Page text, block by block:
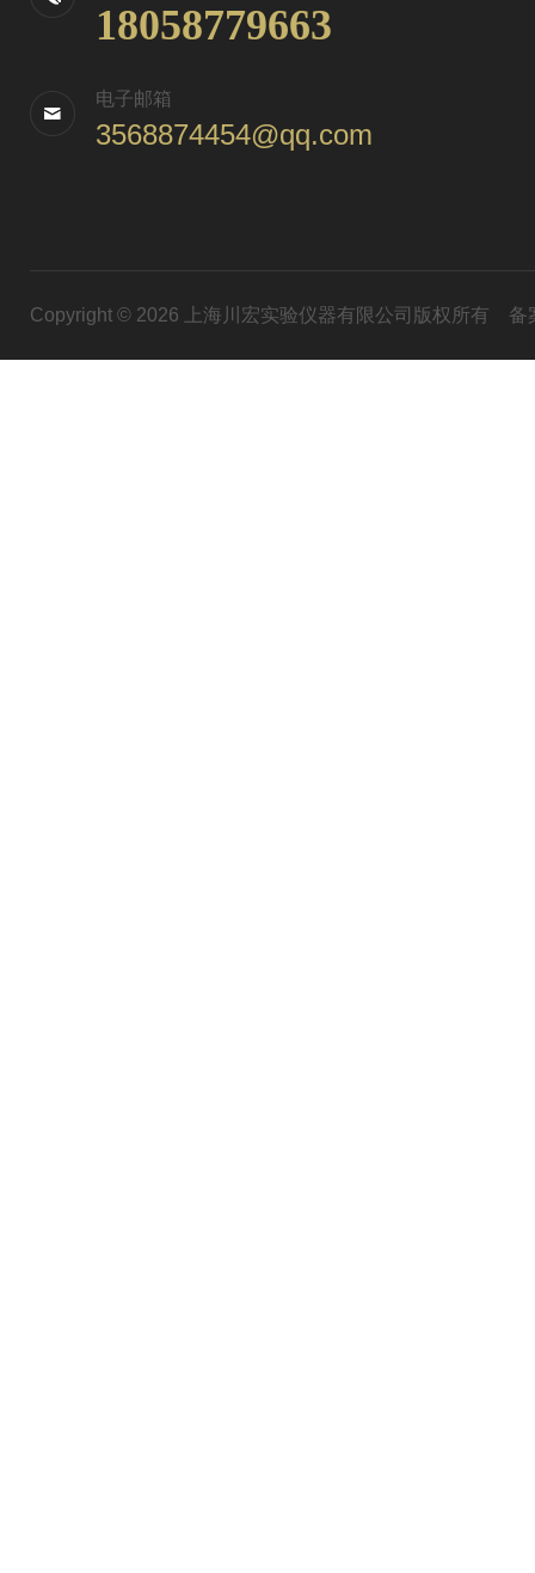
18058779663
电子邮箱
3568874454@qq.com
Copyright © 2026 上海川宏实验仪器有限公司版权所有 备